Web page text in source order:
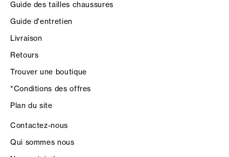
Guide des tailles chaussures
Guide d'entretien
Livraison
Retours
Trouver une boutique
*Conditions des offres
Plan du site
Contactez-nous
Qui sommes nous